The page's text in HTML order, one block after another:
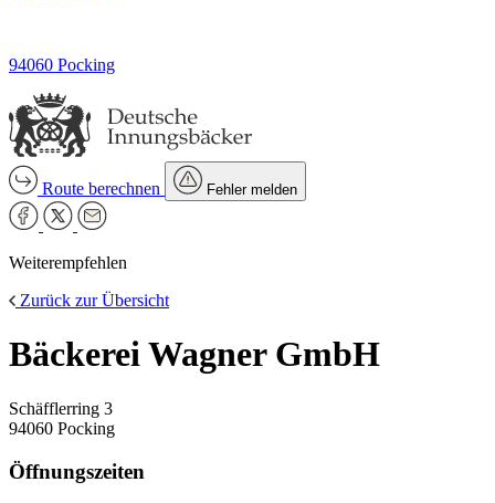
94060 Pocking
Route berechnen Fehler melden
Weiterempfehlen
Zurück zur Übersicht
Bäckerei Wagner GmbH
Schäfflerring 3
94060 Pocking
Öffnungszeiten